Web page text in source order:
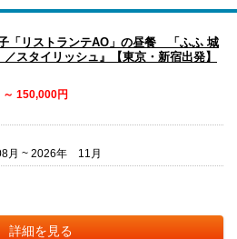
「リストランテAO」の昼餐 「ふふ 城
スタイリッシュ』【東京・新宿出発】
150,000円
月 ~ 2026年 11月
詳細を見る